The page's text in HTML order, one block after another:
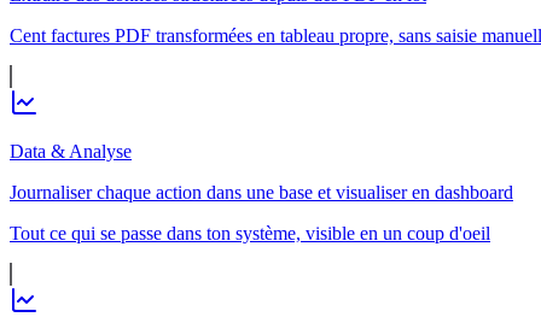
Cent factures PDF transformées en tableau propre, sans saisie
Data & Analyse
Journaliser chaque action dans une base et visualiser en dashboard
Tout ce qui se passe dans ton système, visible en un coup d'oeil